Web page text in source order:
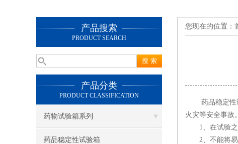
产品搜索
PRODUCT SEARCH
产品分类
PRODUCT CLASSIFICATION
药物试验箱系列
药品稳定性试验箱
您现在的位置：
药品稳定性
火灾等安全事故
1、在试验之
2、不能将易